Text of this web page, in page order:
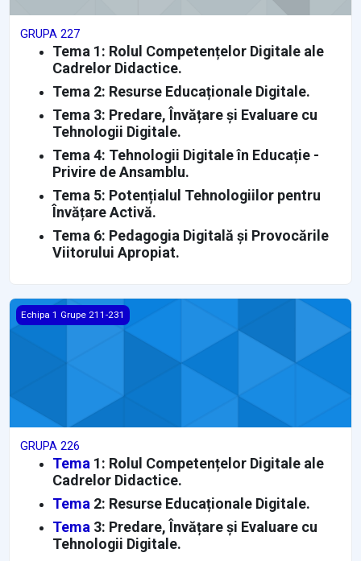
GRUPA 227
Tema 1: Rolul Competențelor Digitale ale
Cadrelor Didactice.
Tema 2: Resurse Educaționale Digitale.
Tema 3: Predare, Învățare și Evaluare cu
Tehnologii Digitale.
Tema 4: Tehnologii Digitale în Educație -
Privire de Ansamblu.
Tema 5: Potențialul Tehnologiilor pentru
Învățare Activă.
Tema 6: Pedagogia Digitală și Provocările
Viitorului Apropiat.
GRUPA 226
Echipa 1 Grupe 211-231
GRUPA 226
Tema 1: Rolul Competențelor Digitale ale
Cadrelor Didactice.
Tema 2: Resurse Educaționale Digitale.
Tema 3: Predare, Învățare și Evaluare cu
Tehnologii Digitale.